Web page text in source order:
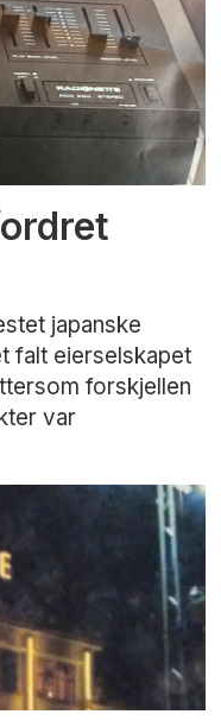
japanske
falt eierselskapet
forskjellen
var